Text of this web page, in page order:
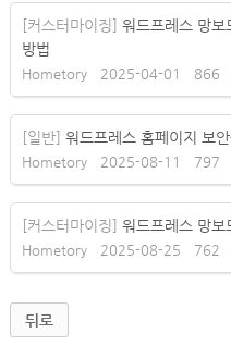
[커스터마이징] 워드프레스 망보
방법
Hometory 2025-04-01 866
[일반] 워드프레스 홈페이지 보
Hometory 2025-08-11 797
[커스터마이징] 워드프레스 망보
Hometory 2025-08-25 762
뒤로